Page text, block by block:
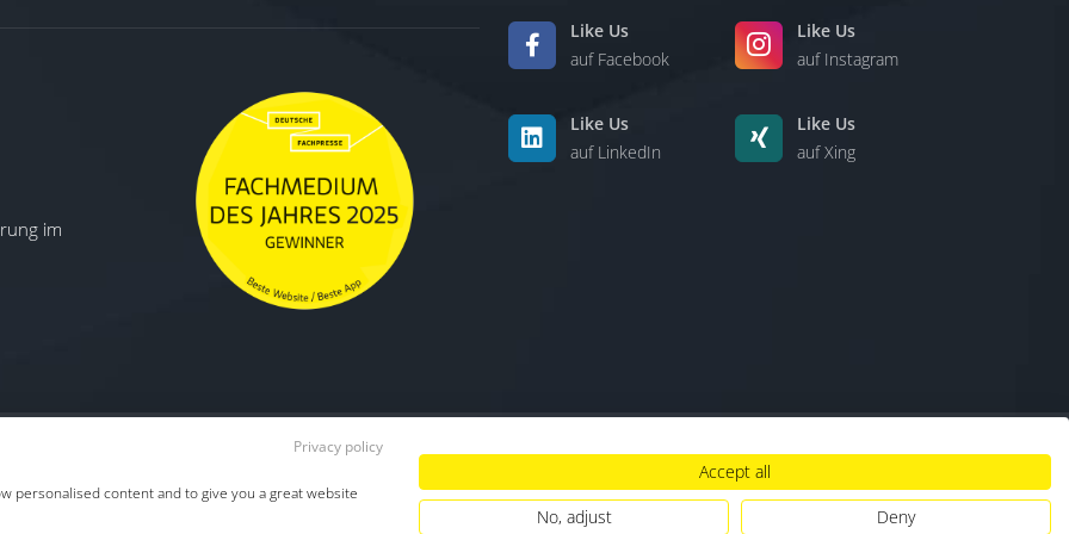
im
Like Us
auf Facebook
Like Us
auf Instagram
Like Us
auf LinkedIn
Like Us
auf Xing
Datenschutz Impressum Hinweisgebersystem
Privacy policy
personalised content and to give you a great website
Accept all
No, adjust
Deny